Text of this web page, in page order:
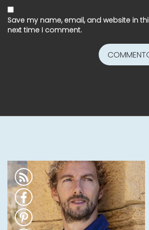
Save my name, email, and website in
next time I comment.